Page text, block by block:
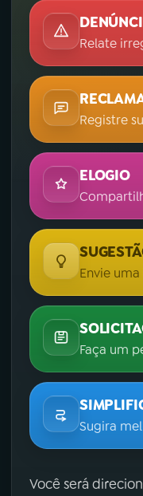
Relate
Registre
ELOGIO
Envie
Faça um
Sugira
Você será